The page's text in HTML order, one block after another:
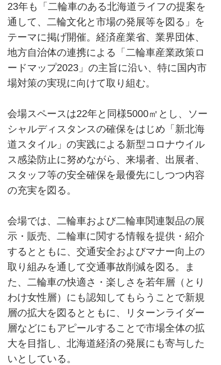
23年も「二輪車のある北海道ライフの提案を
通して、二輪文化と市場の発展等を図る」を
テーマに掲げ開催。経済産業省、業界団体、
地方自治体の連携による「二輪車産業政策ロ
ードマップ2023」の主旨に沿い、特に国内市
場対策の実現に向けて取り組む。
会場スペースは22年と同様5000㎡とし、ソー
シャルディスタンスの確保をはじめ「新北海
道スタイル」の実践による新型コロナウイル
ス感染防止に努めながら、来場者、出展者、
スタッフ等の安全確保を最優先にしつつ内容
の充実を図る。
会場では、二輪車および二輪車関連製品の展
示・販売、二輪車に関する情報を提供・紹介
するとともに、交通安全およびマナー向上の
取り組みを通して交通事故削減を図る。ま
た、二輪車の快適さ・楽しさを若年層（とり
わけ女性層）にも認知してもらうことで新規
層の拡大を図るとともに、リターンライダー
層などにもアピールすることで市場全体の拡
大を目指し、北海道経済の発展にも寄与した
いとしている。